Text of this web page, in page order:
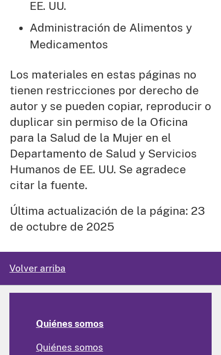
EE. UU.
Administración de Alimentos y
Medicamentos
Los materiales en estas páginas no
tienen restricciones por derecho de
autor y se pueden copiar, reproducir o
duplicar sin permiso de la Oficina
para la Salud de la Mujer en el
Departamento de Salud y Servicios
Humanos de EE. UU. Se agradece
citar la fuente.
Última actualización de la página: 23
de octubre de 2025
Volver arriba
Quiénes somos
Quiénes somos